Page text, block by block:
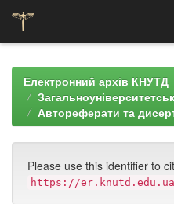
navigationЕлектронний архів КНУТД
Автореферати та
Please use this identifier to
https://er.knutd.edu.ua/